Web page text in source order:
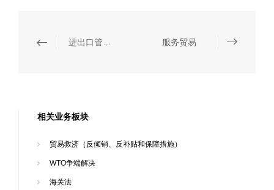
服务贸易
相关业务板块
贸易救济（反倾销、反补贴和保障措施）
WTO争端解决
海关法